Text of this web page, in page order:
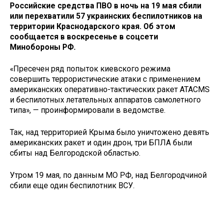
Российские средства ПВО в ночь на 19 мая сбили
или перехватили 57 украинских беспилотников на
территории Краснодарского края. Об этом
сообщается в воскресенье в соцсети
Минобороны РФ.
«Пресечен ряд попыток киевского режима
совершить террористические атаки с применением
американских оперативно-тактических ракет ATACMS
и беспилотных летательных аппаратов самолетного
типа», — проинформировали в ведомстве.
Так, над территорией Крыма было уничтожено девять
американских ракет и один дрон, три БПЛА были
сбиты над Белгородской областью.
Утром 19 мая, по данным МО РФ, над Белгородчиной
сбили еще один беспилотник ВСУ.